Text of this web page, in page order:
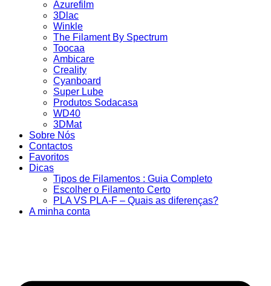
Azurefilm
3Dlac
Winkle
The Filament By Spectrum
Toocaa
Ambicare
Creality
Cyanboard
Super Lube
Produtos Sodacasa
WD40
3DMat
Sobre Nós
Contactos
Favoritos
Dicas
Tipos de Filamentos : Guia Completo
Escolher o Filamento Certo
PLA VS PLA-F – Quais as diferenças?
A minha conta